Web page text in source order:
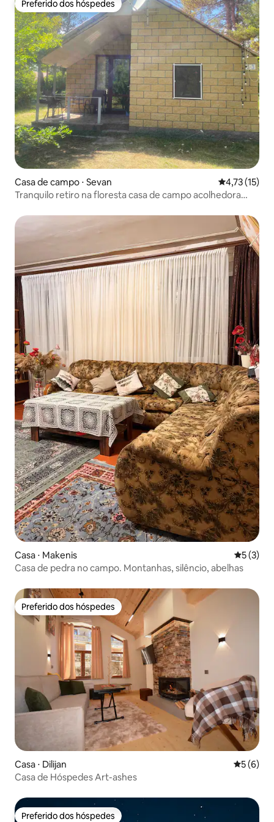
Preferido dos hóspedes
Preferido dos hóspedes
Casa de campo ⋅ Sevan 4,73 de uma
4,73 (15)
Tranquilo retiro na floresta casa de campo acolhedora
Casa ⋅ Makenis 5 de
5 (3)
Casa de pedra no campo. Montanhas, silêncio, abelhas
Preferido dos hóspedes
Preferido dos hóspedes
Casa ⋅ Dilijan 5 de
5 (6)
Casa de Hóspedes Art-ashes
Preferido dos hóspedes